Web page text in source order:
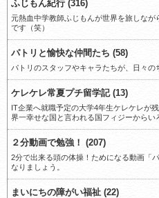
ふじもん紀行 (316)
元熱血中学教師ふじもんが世界を旅しな
です（笑）
パトリと愉快な仲間たち (58)
パトリのスタッフやキャラたちが、日々の
ケレケレ常夏プチ留学記 (13)
IT企業へ就職予定の大学4年生ケレケレが
界一幸せな国と言われる国フィジーからい
２分動画で勉強！ (207)
2分で出来る頭の体操！ためになる動画「
なりましょう。
まいにちの障がい福祉 (22)